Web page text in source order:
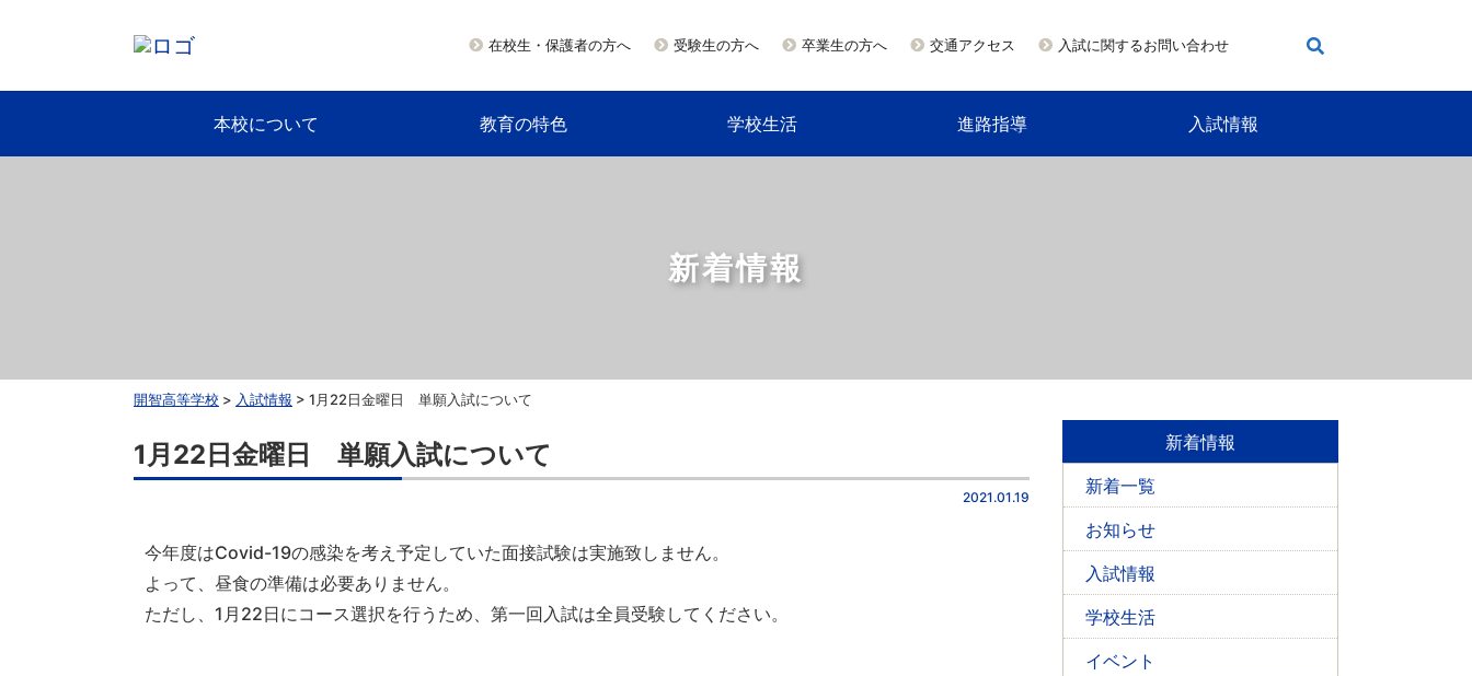
在校生・保護者の方へ 受験生の方へ 卒業生の方へ 交通アクセス 入試に関するお問い合わせ
本校について 教育の特色 学校生活 進路指導 入試情報
新着情報
開智高等学校 > 入試情報 > 1月22日金曜日 単願入試について
新着情報
新着一覧
お知らせ
入試情報
学校生活
イベント
1月22日金曜日 単願入試について
2021.01.19
今年度はCovid-19の感染を考え予定していた面接試験は実施致しません。
よって、昼食の準備は必要ありません。
ただし、1月22日にコース選択を行うため、第一回入試は全員受験してください。